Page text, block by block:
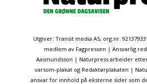
Utgiver: Transit media AS, org.nr.
medlem av Fagpressen | Ansvarlig
Aasmundsson | Naturpress arbeider
varsom-plakat og Redaktørplakaten |
ansvar for innhold på eksterne sider som